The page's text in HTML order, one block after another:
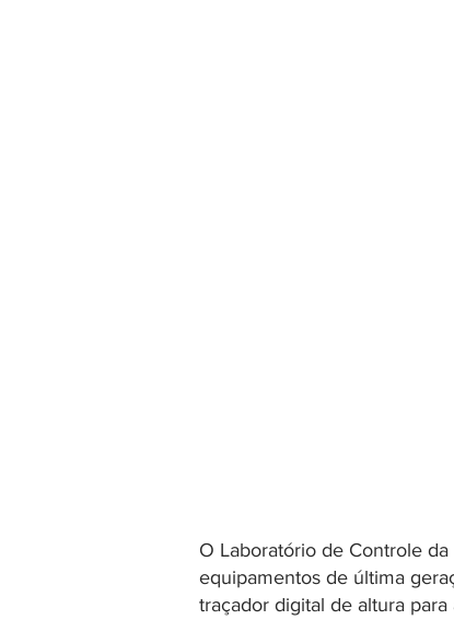
O Laboratório de Controle
equipamentos de última
traçador digital de altura